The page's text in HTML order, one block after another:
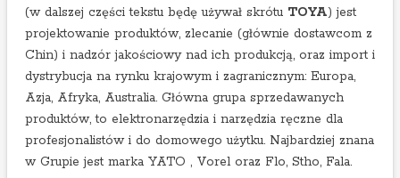
g
ą
p
o
p
r
a
w
(w dalszej części tekstu będę używał skrótu TOYA) jest
projektowanie produktów, zlecanie (głównie dostawcom z
Chin) i nadzór jakościowy nad ich produkcją, oraz import i
dystrybucja na rynku krajowym i zagranicznym: Europa,
Azja, Afryka, Australia. Główna grupa sprzedawanych
produktów, to elektronarzędzia i narzędzia ręczne dla
profesjonalistów i do domowego użytku. Najbardziej znana
w Grupie jest marka YATO , Vorel oraz Flo, Stho, Fala.